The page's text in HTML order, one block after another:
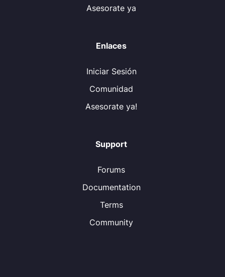
Asesorate ya
Enlaces
Iniciar Sesión
Comunidad
Asesorate ya!
Support
Forums
Documentation
Terms
Community